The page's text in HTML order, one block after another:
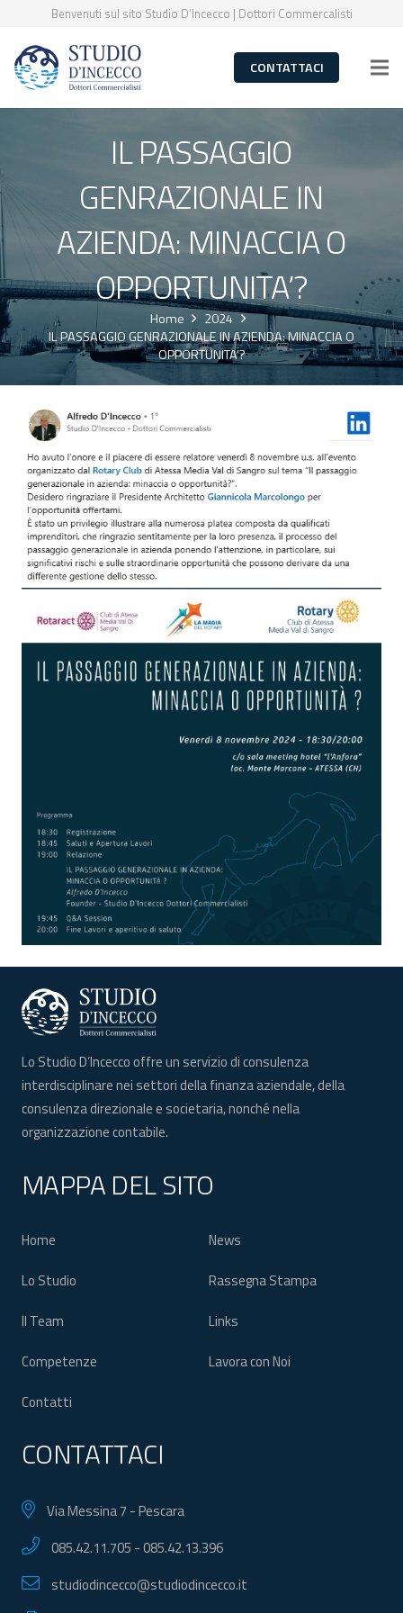
Benvenuti sul sito Studio D’Incecco | Dottori Commercalisti
CONTATTACI
IL PASSAGGIO
GENRAZIONALE IN
AZIENDA: MINACCIA O
OPPORTUNITA’?
Home
2024
IL PASSAGGIO GENRAZIONALE IN AZIENDA: MINACCIA O
OPPORTUNITA’?
Lo Studio D’Incecco offre un servizio di consulenza
interdisciplinare nei settori della finanza aziendale, della
consulenza direzionale e societaria, nonché nella
organizzazione contabile.
MAPPA DEL SITO
Home
Lo Studio
Il Team
Competenze
Contatti
News
Rassegna Stampa
Links
Lavora con Noi
CONTATTACI
Via Messina 7 - Pescara
085.42.11.705 -085.42.13.396
studiodincecco@studiodincecco.it